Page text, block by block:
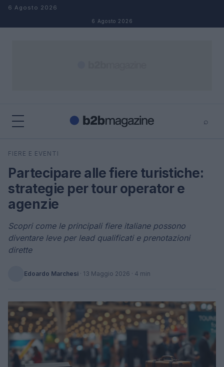
Salta al contenuto
6 Agosto 2026
6 Agosto 2026
⌕
Cerca
FIERE E EVENTI
Partecipare alle fiere turistiche:
strategie per tour operator e
agenzie
Scopri come le principali fiere italiane possono
diventare leve per lead qualificati e prenotazioni
dirette
Edoardo Marchesi · 13 Maggio 2026 · 4 min